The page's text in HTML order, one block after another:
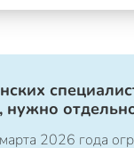
2026 года